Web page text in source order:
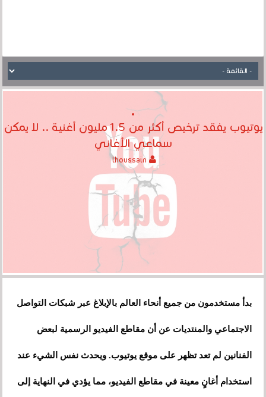
يوتيوب يفقد ترخيص أكثر من 1.5 مليون أغنية .. لا يمكن
سماعي الأغاني
بدأ مستخدمون من جميع أنحاء العالم بالإبلاغ عبر شبكات التواصل
الاجتماعي والمنتديات عن أن مقاطع الفيديو الرسمية لبعض
الفنانين لم تعد تظهر على موقع يوتيوب. ويحدث نفس الشيء عند
استخدام أغانٍ معينة في مقاطع الفيديو، مما يؤدي في النهاية إلى